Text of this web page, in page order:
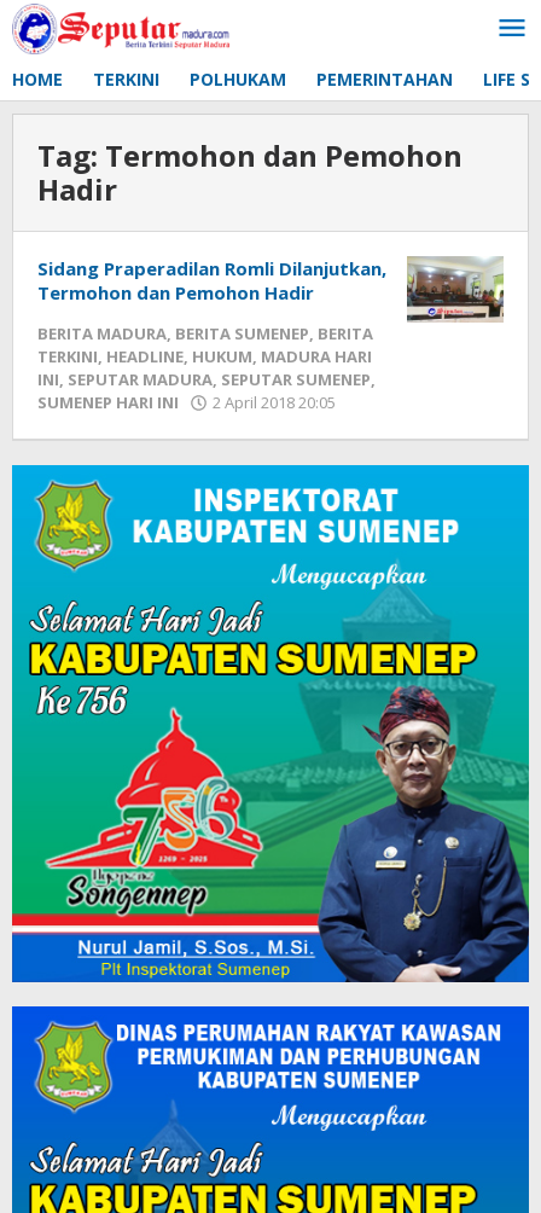
Lewati
ke
HOME TERKINI POLHUKAM PEMERINTAHAN LIFE
Tag: Termohon dan Pemohon
Hadir
Sidang Praperadilan Romli Dilanjutkan,
Termohon dan Pemohon Hadir
BERITA MADURA, BERITA SUMENEP, BERITA
TERKINI, HEADLINE, HUKUM, MADURA HARI
INI, SEPUTAR MADURA, SEPUTAR SUMENEP,
SUMENEP HARI INI
2 April 2018 20:05